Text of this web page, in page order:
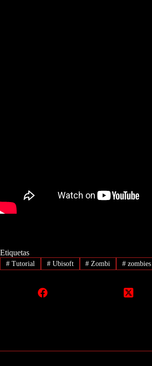
Etiquetas
#Tutorial #Ubisoft # Zombi # zombies